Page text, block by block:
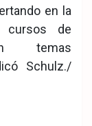
en la
de
temas
Schulz./